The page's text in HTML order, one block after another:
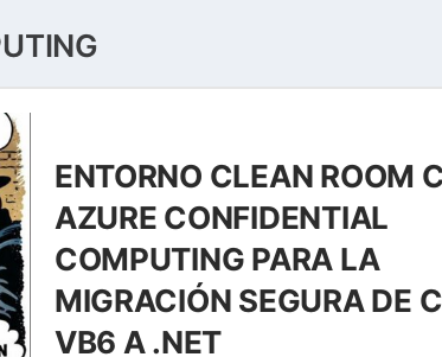
ENTORNO CLEAN ROOM
AZURE CONFIDENTIAL
COMPUTING PARA LA
MIGRACIÓN SEGURA DE
VB6 A .NET